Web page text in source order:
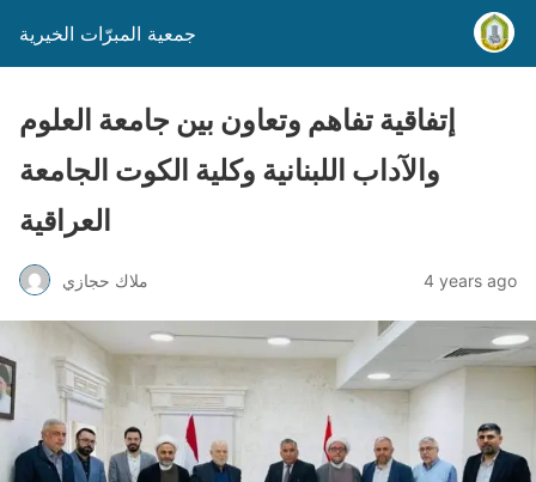
جمعية المبرّات الخيرية
إتفاقية تفاهم وتعاون بين جامعة العلوم
والآداب اللبنانية وكلية الكوت الجامعة
العراقية
ملاك حجازي 4 years ago